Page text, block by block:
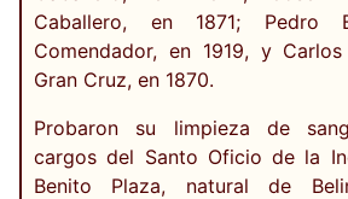
Caballero, en 1871; Pedro
Comendador, en 1919, y
Gran Cruz, en 1870.
Probaron su limpieza de
cargos del Santo Oficio de la
Benito Plaza, natural de